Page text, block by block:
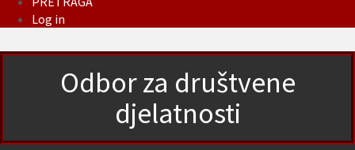
Log in
Odbor za društvene
djelatnosti